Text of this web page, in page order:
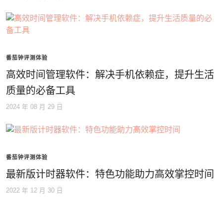
番茄钟评测体验
高效时间管理软件：解决手机依赖症，提升生活
质量的必备工具
2024 年 08 月 29 日
番茄钟评测体验
最新版计时器软件：特色功能助力高效掌控时间
2022 年 12 月 30 日